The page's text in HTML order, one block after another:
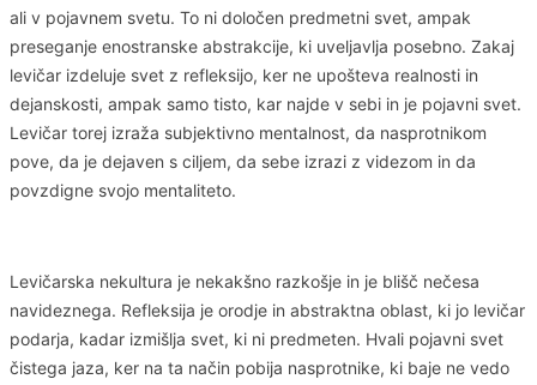
ali v pojavnem svetu. To ni določen predmetni svet, ampak
preseganje enostranske abstrakcije, ki uveljavlja posebno. Zakaj
levičar izdeluje svet z refleksijo, ker ne upošteva realnosti in
dejanskosti, ampak samo tisto, kar najde v sebi in je pojavni svet.
Levičar torej izraža subjektivno mentalnost, da nasprotnikom
pove, da je dejaven s ciljem, da sebe izrazi z videzom in da
povzdigne svojo mentaliteto.
Levičarska nekultura je nekakšno razkošje in je blišč nečesa
navideznega. Refleksija je orodje in abstraktna oblast, ki jo levičar
podarja, kadar izmišlja svet, ki ni predmeten. Hvali pojavni svet
čistega jaza, ker na ta način pobija nasprotnike, ki baje ne vedo